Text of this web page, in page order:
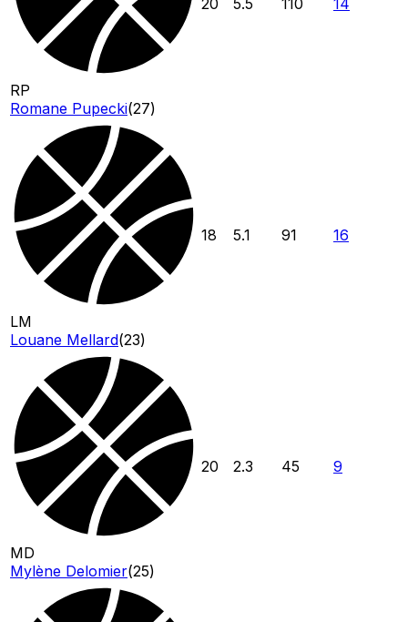
RP
Romane Pupecki(27)
LM
Louane Mellard(23)
18 5.1 91 16
MD
Mylène Delomier(25)
20 2.3 45 9